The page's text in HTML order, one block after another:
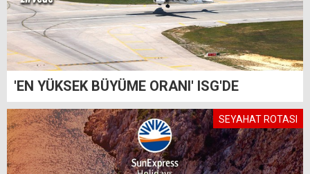
'EN YÜKSEK BÜYÜME ORANI' ISG'DE
SEYAHAT ROTASI